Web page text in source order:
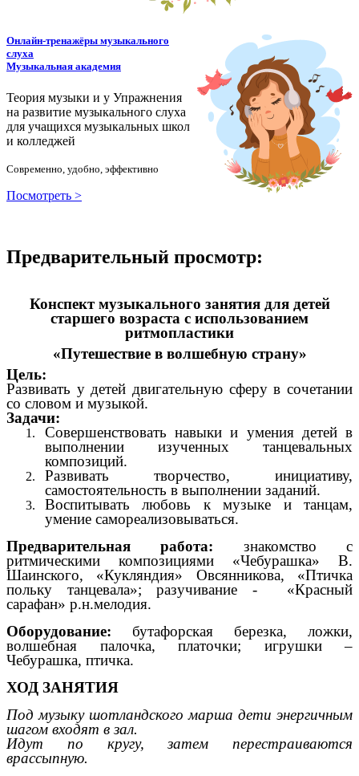
Онлайн-тренажёры музыкального
слуха
Музыкальная академия
Теория музыки и у Упражнения
на развитие музыкального слуха
для учащихся музыкальных школ
и колледжей
Современно, удобно, эффективно
Посмотреть >
Предварительный просмотр:
Конспект музыкального занятия для детей
старшего возраста с использованием
ритмопластики
«Путешествие в волшебную страну»
Цель:
Развивать у детей двигательную сферу в сочетании
со словом и музыкой.
Задачи:
Совершенствовать навыки и умения детей в
выполнении изученных танцевальных
композиций.
Развивать творчество, инициативу,
самостоятельность в выполнении заданий.
Воспитывать любовь к музыке и танцам,
умение самореализовываться.
Предварительная работа: знакомство с
ритмическими композициями «Чебурашка» В.
Шаинского, «Кукляндия» Овсянникова, «Птичка
польку танцевала»; разучивание - «Красный
сарафан» р.н.мелодия.
Оборудование: бутафорская березка, ложки,
волшебная палочка, платочки; игрушки –
Чебурашка, птичка.
ХОД ЗАНЯТИЯ
Под музыку шотландского марша дети энергичным
шагом входят в зал.
Идут по кругу, затем перестраиваются
врассыпную.